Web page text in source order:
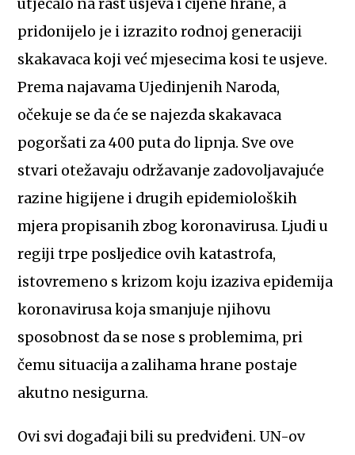
utjecalo na rast usjeva i cijene hrane, a
pridonijelo je i izrazito rodnoj generaciji
skakavaca koji već mjesecima kosi te usjeve.
Prema najavama Ujedinjenih Naroda,
očekuje se da će se najezda skakavaca
pogoršati za 400 puta do lipnja. Sve ove
stvari otežavaju održavanje zadovoljavajuće
razine higijene i drugih epidemioloških
mjera propisanih zbog koronavirusa. Ljudi u
regiji trpe posljedice ovih katastrofa,
istovremeno s krizom koju izaziva epidemija
koronavirusa koja smanjuje njihovu
sposobnost da se nose s problemima, pri
čemu situacija a zalihama hrane postaje
akutno nesigurna.
Ovi svi događaji bili su predviđeni. UN-ov